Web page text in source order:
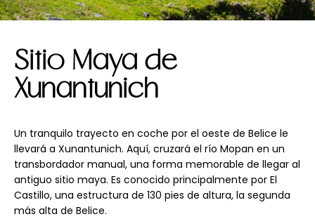
Sitio Maya de
Xunantunich
Un tranquilo trayecto en coche por el oeste de Belice le
llevará a Xunantunich. Aquí, cruzará el río Mopan en un
transbordador manual, una forma memorable de llegar al
antiguo sitio maya. Es conocido principalmente por El
Castillo, una estructura de 130 pies de altura, la segunda
más alta de Belice.